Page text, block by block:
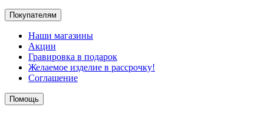
Покупателям
Наши магазины
Акции
Гравировка в подарок
Желаемое изделие в рассрочку!
Соглашение
Помощь